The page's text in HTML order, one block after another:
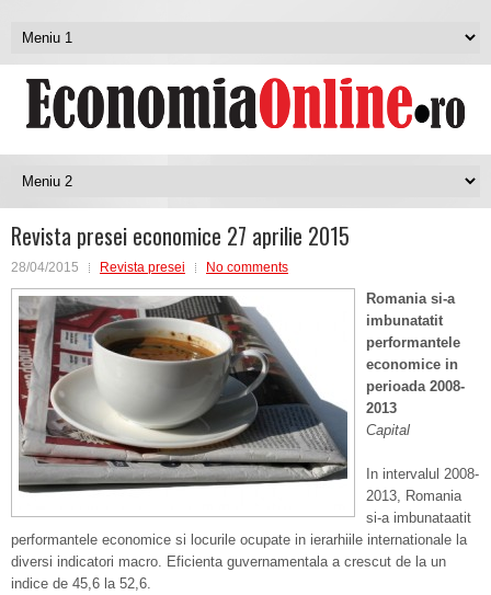
Revista presei economice 27 aprilie 2015
28/04/2015 Revista presei No comments
Romania si-a
imbunatatit
performantele
economice in
perioada 2008-
2013
Capital
In intervalul 2008-
2013, Romania
si-a imbunataatit
performantele economice si locurile ocupate in ierarhiile internationale la
diversi indicatori macro. Eficienta guvernamentala a crescut de la un
indice de 45,6 la 52,6.